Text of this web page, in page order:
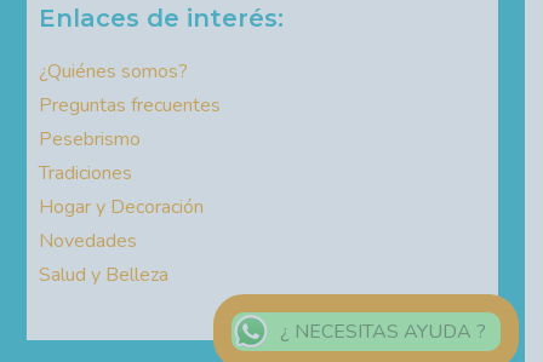
Enlaces de interés:
¿Quiénes somos?
Preguntas frecuentes
Pesebrismo
Tradiciones
Hogar y Decoración
Novedades
Salud y Belleza
¿ NECESITAS AYUDA ?